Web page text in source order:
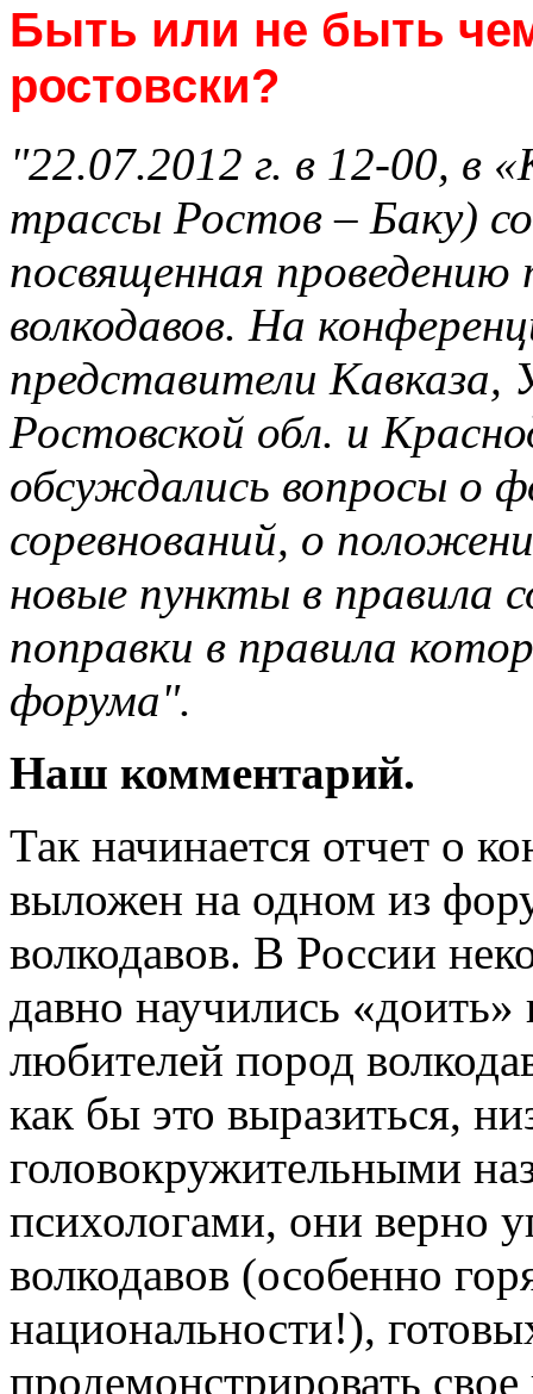
Быть или не быть
ростовски?
"22.07.2012 г. в 12-00, в
трассы Ростов – Баку)
посвященная
волкодавов. На
представители Кавказа,
Ростовской обл. и
обсуждались вопросы о
соревнований, о
новые пункты в правила
поправки в правила
форума".
Наш комментарий.
Так начинается отчет о
выложен на одном из
волкодавов. В России
давно научились
любителей пород
как бы это выразиться,
головокружительными
психологами, они верно
волкодавов (особенно
национальности!),
продемонстрировать